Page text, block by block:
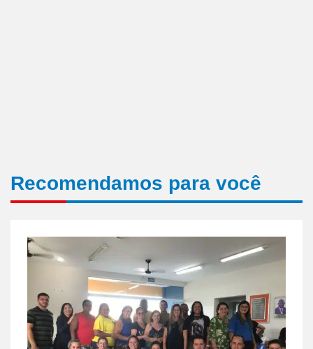
Recomendamos para você